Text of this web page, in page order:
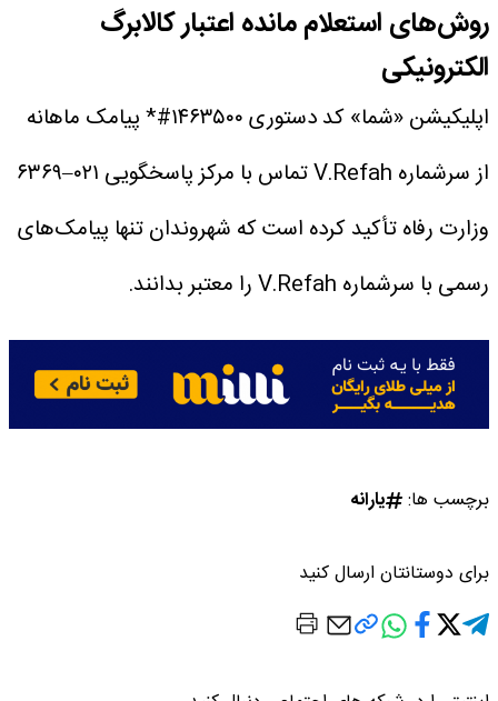
روش‌های استعلام مانده اعتبار کالابرگ
الکترونیکی
اپلیکیشن «شما»کد دستوری ‎#۱۴۶۳۵۰۰*
پیامک ماهانه
از سرشماره V.Refah
تماس با مرکز پاسخگویی ۰۲۱–۶۳۶۹
وزارت رفاه تأکید کرده است که شهروندان تنها پیامک‌های
رسمی با سرشماره V.Refah را معتبر بدانند.
برچسب ها: یارانه
برای دوستانتان ارسال کنید